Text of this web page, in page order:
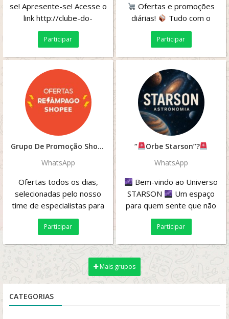
se! Apresente-se! Acesse o
link http://clube-do-
corno.webnode.com/regras-
do-grupo/ para ver as...
Participar
Ofertas e promoções
diárias!
Tudo com o
melhor custo-benefício
Participar
Grupo De Promoção Shopee #1
WhatsApp
Ofertas todos os dias,
selecionadas pelo nosso
time de especialistas para
você economizar de
verdade!
Participar
“
Orbe Starson”?
WhatsApp
Bem-vindo ao Universo
STARSON
Um espaço
para quem sente que não
pertence apenas à Terra.
Aqui, unimos...
Participar
Mais grupos
CATEGORIAS